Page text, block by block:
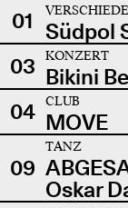
01 Südpol
03
KONZERT
Bikini
04
CLUB
MOVE
09
TANZ
Oskar